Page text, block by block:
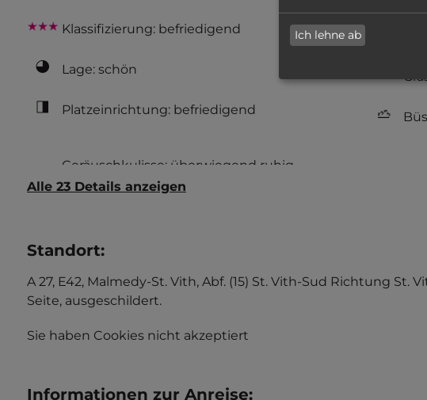
Klassifizierung: befriedigend
Lage: schön
Platzeinrichtung: befriedigend
Alle 23 Details anzeigen
Standort:
A 27, E42, Malmedy-St. Vith, Abf. (15) St. Vith-Sud Richtung
Seite, ausgeschildert.
Sie haben Cookies nicht akzeptiert
Informationen zur Anreise:
Ich lehne ab